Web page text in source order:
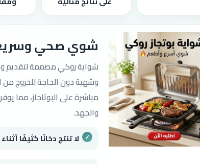
شوي صحي
شواية روكي مصممة لتقديم
وشهية دون الحاجة للخروج من
مباشرة على البوتاجاز، مما
والجهد.
لا تنتج دخانًا كثيفًا